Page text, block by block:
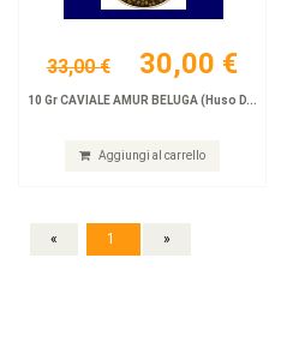
33,00 €30,00 €
10 Gr CAVIALE AMUR BELUGA (Huso D...
Aggiungi al carrello
« 1 »